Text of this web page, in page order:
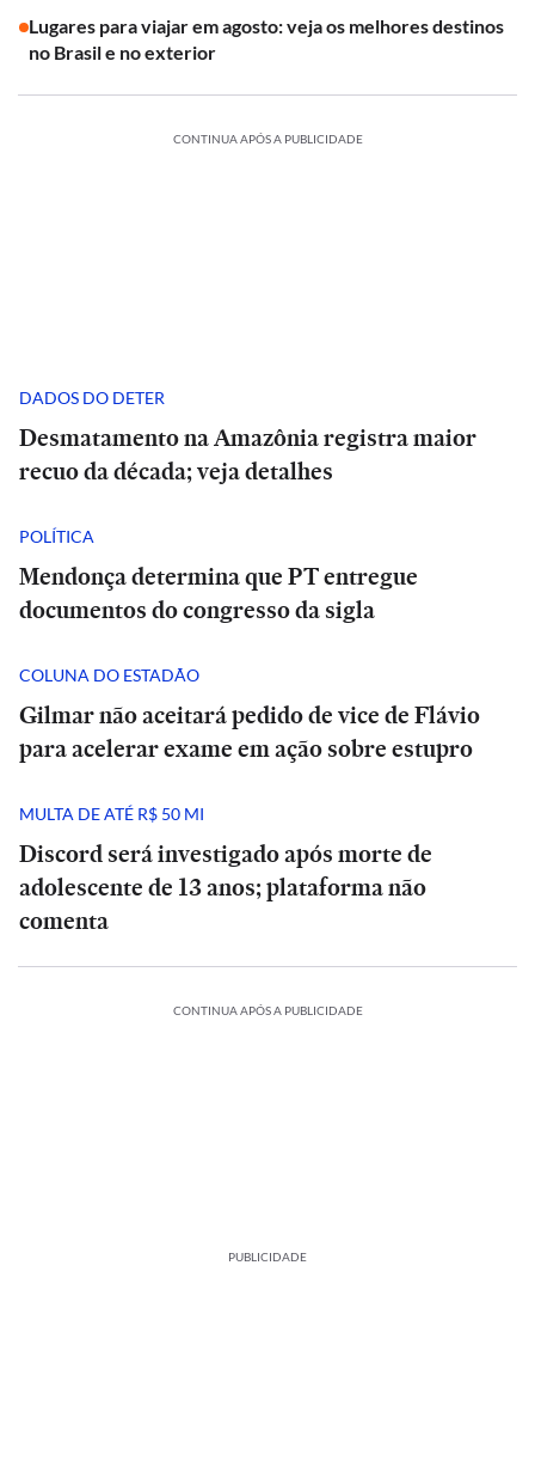
Lugares para viajar em agosto: veja os melhores destinos
no Brasil e no exterior
CONTINUA APÓS A PUBLICIDADE
DADOS DO DETER
Desmatamento na Amazônia registra maior
recuo da década; veja detalhes
POLÍTICA
Mendonça determina que PT entregue
documentos do congresso da sigla
COLUNA DO ESTADÃO
Gilmar não aceitará pedido de vice de Flávio
para acelerar exame em ação sobre estupro
MULTA DE ATÉ R$ 50 MI
Discord será investigado após morte de
adolescente de 13 anos; plataforma não
comenta
CONTINUA APÓS A PUBLICIDADE
PUBLICIDADE